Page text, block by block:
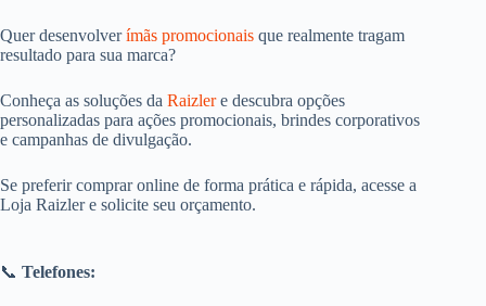
Quer desenvolverímãs promocionais que realmente tragam
resultado para sua marca?
Conheça as soluções da Raizlere descubra opções
personalizadas para ações promocionais, brindes corporativos
e campanhas de divulgação.
Se preferir comprar online de forma prática e rápida, acesse a
Loja Raizler e solicite seu orçamento.
📞 Telefones: